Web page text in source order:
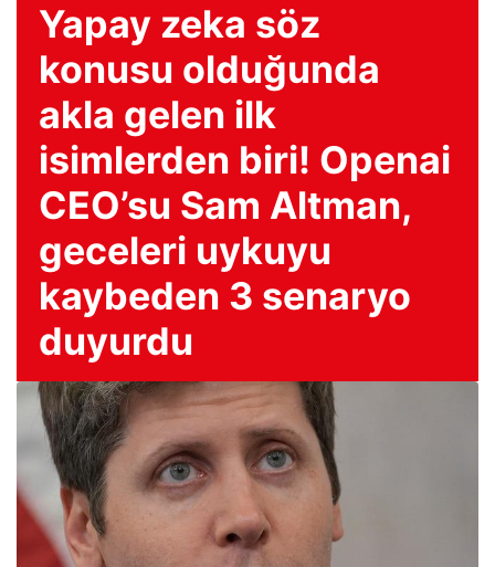
Yapay zeka söz
konusu olduğunda
akla gelen ilk
isimlerden biri! Openai
CEO’su Sam Altman,
geceleri uykuyu
kaybeden 3 senaryo
duyurdu